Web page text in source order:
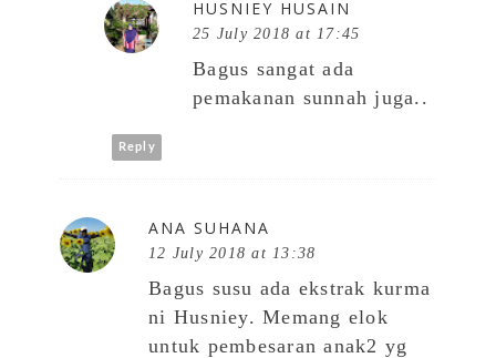
HUSNIEY HUSAIN
25 July 2018 at 17:45
Bagus sangat ada
pemakanan sunnah juga..
Reply
ANA SUHANA
12 July 2018 at 13:38
Bagus susu ada ekstrak kurma
ni Husniey. Memang elok
untuk pembesaran anak2 yg